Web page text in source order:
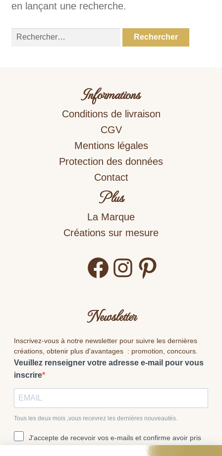
en lançant une recherche.
Rechercher :
Newsletter
Inscrivez-vous à notre newsletter pour suivre les dernières
créations, obtenir plus d'avantages : promotion, concours.
Veuillez renseigner votre adresse e-mail pour vous
inscrire
Tous les deux mois ,vous recevrez les dernières nouveautés.
J'accepte de recevoir vos e-mails et confirme avoir pris
connaissance de votre politique de confidentialité et
Informations
Conditions de livraison
CGV
Mentions légales
Protection des données
Contact
Plus
La Marque
Créations sur mesure
FacebookInstagram